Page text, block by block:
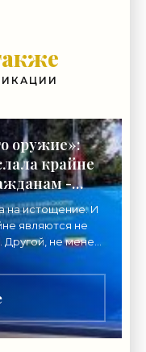
оружие»:
крайне
-
на истощение. И
являются не
не менее